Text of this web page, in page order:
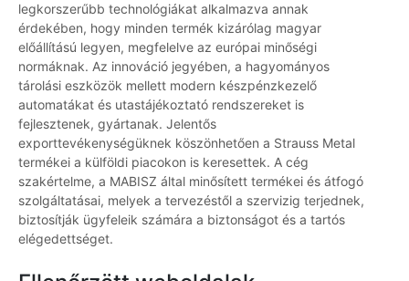
legkorszerűbb technológiákat alkalmazva annak
érdekében, hogy minden termék kizárólag magyar
előállítású legyen, megfelelve az európai minőségi
normáknak. Az innováció jegyében, a hagyományos
tárolási eszközök mellett modern készpénzkezelő
automatákat és utastájékoztató rendszereket is
fejlesztenek, gyártanak. Jelentős
exporttevékenységüknek köszönhetően a Strauss Metal
termékei a külföldi piacokon is keresettek. A cég
szakértelme, a MABISZ által minősített termékei és átfogó
szolgáltatásai, melyek a tervezéstől a szervizig terjednek,
biztosítják ügyfeleik számára a biztonságot és a tartós
elégedettséget.